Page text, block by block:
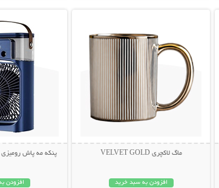
ماگ لاکچری VELVET GOLD
افزودن به سبد خرید
پنکه مه پاش رومیزی AIR COOLER FAN
افزودن